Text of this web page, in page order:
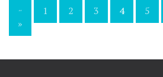
Navegación
entradas
« 1 2 3 4 5
»